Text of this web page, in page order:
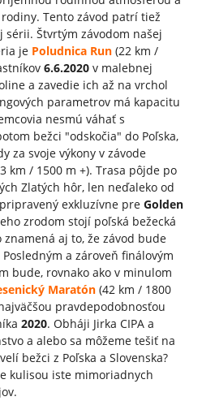
Tento závod patrí tiež
Štvrtým závodom našej
je Poludnica Run (22 km /
6.6.2020v malebnej
a zavedie ich až na vrchol
parametrov má kapacitu
nesmú váhať s
bežci "odskočia" do Poľska,
za svoje výkony v závode
km / 1500 m +). Trasa pôjde po
Zlatých hôr, len neďaleko od
exkluzívne pre Golden
zrodom stojí poľská bežecká
znamená aj to, že závod bude
a zároveň finálovým
bude, rovnako ako v minulom
Maratón(42 km / 1800
pravdepodobnosťou
2020. Obháji Jirka CIPA a
a alebo sa môžeme tešiť na
bežci z Poľska a Slovenska?
kulisou iste mimoriadnych